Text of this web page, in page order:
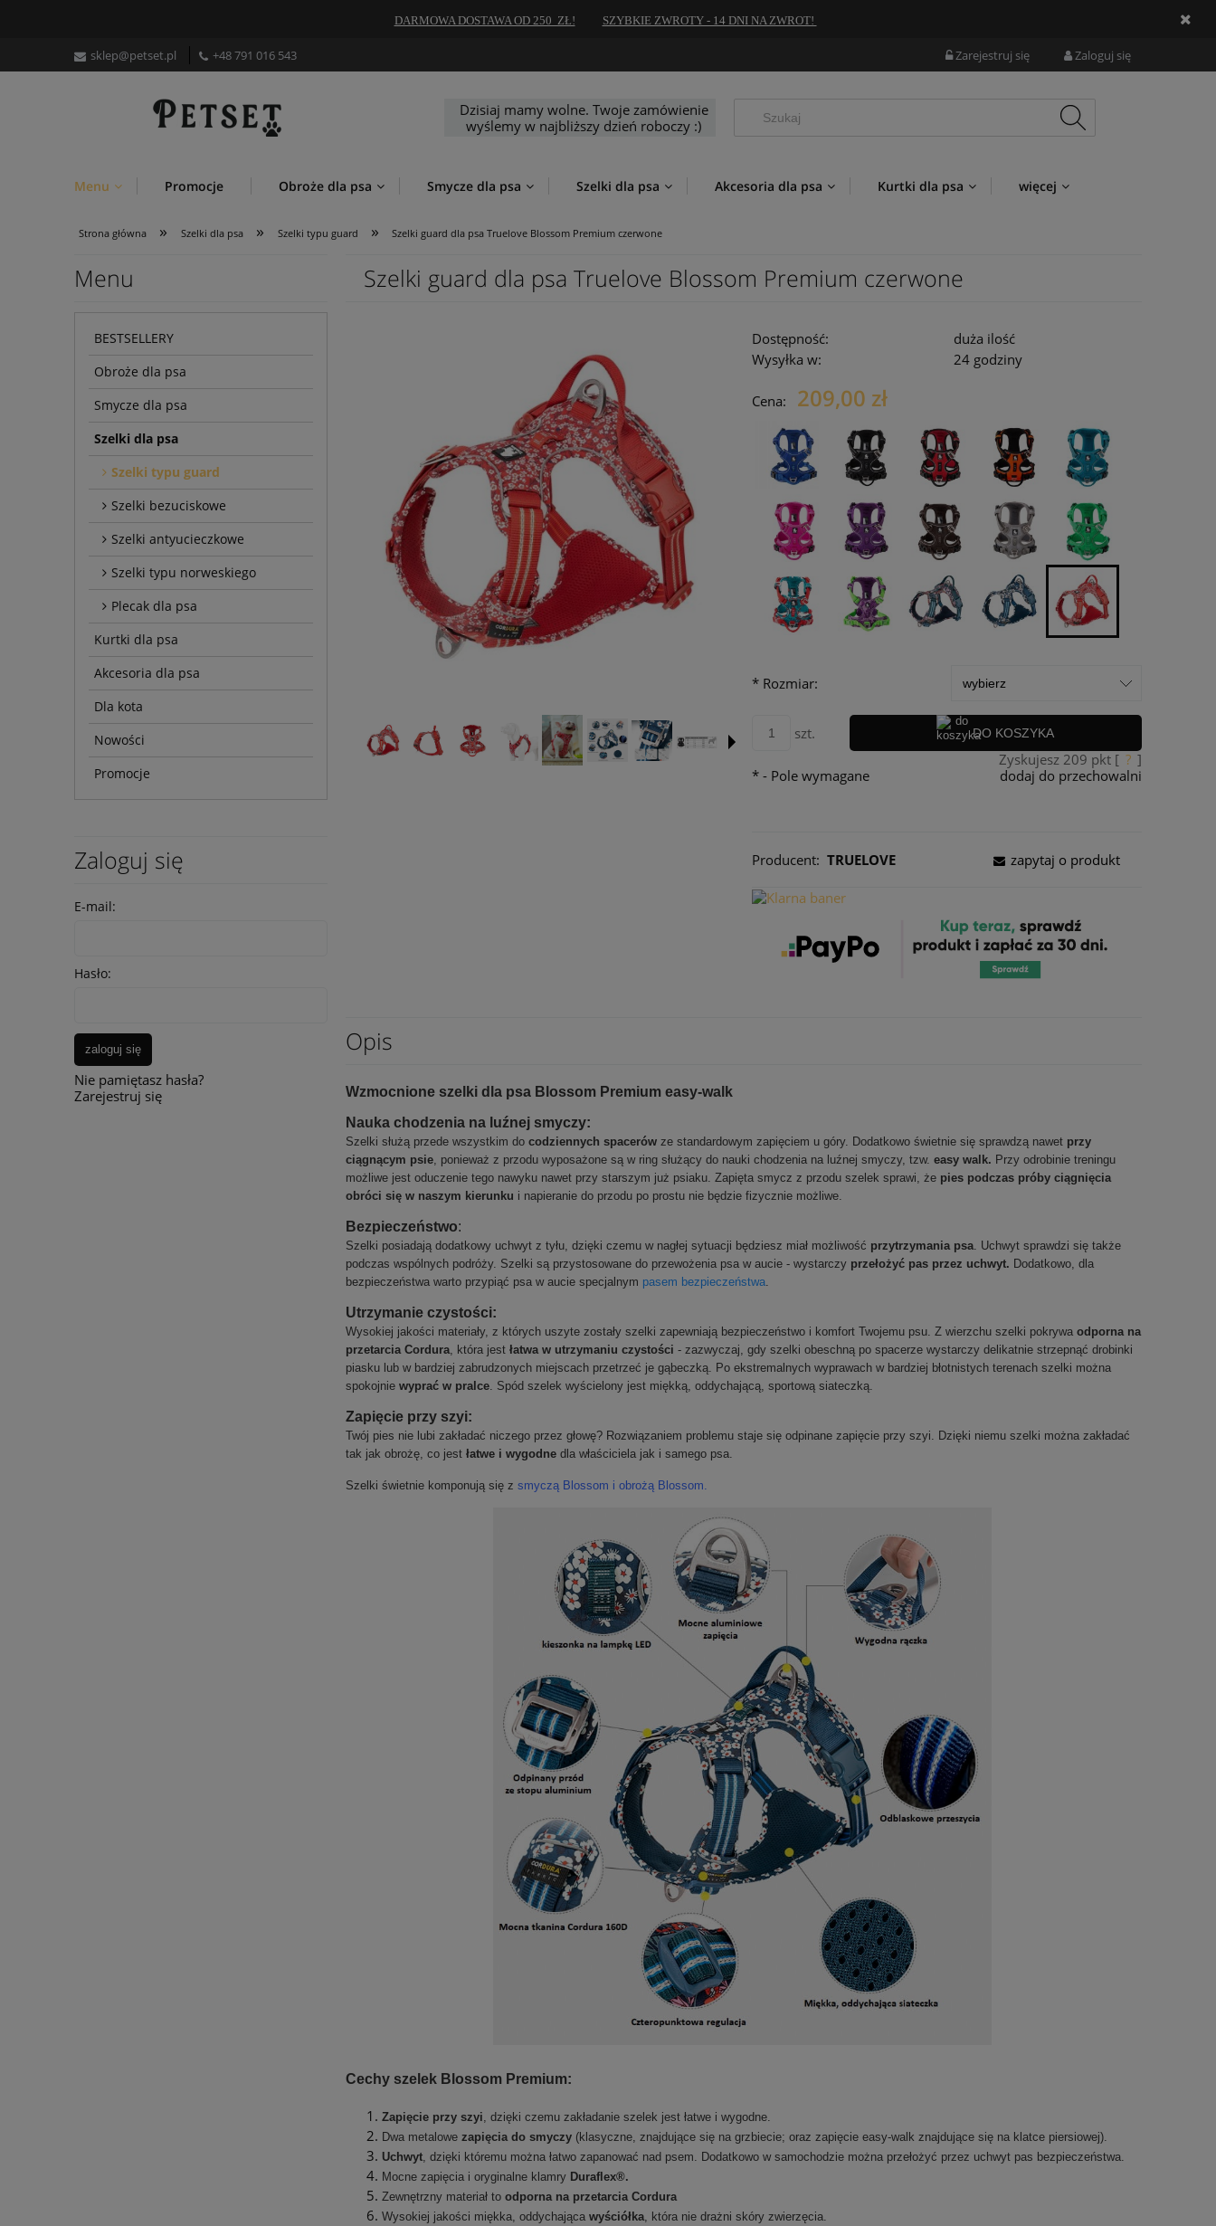
DARMOWA DOSTAWA OD 250 ZŁ! SZYBKIE ZWROTY - 14 DNI NA ZWROT!
sklep@petset.pl +48791 016 543 Zarejestruj się Zaloguj się
Dzisiaj mamy wolne. Twoje zamówienie
wyślemy w najbliższy dzień roboczy :)
Menu Promocje Obroże dla psa Smycze dla psa Szelki dla psa Akcesoria dla psa Kurtki dla psa więcej
Strona główna » Szelki dla psa » Szelki typu guard » Szelki guard dla psa Truelove Blossom Premium czerwone
Menu
BESTSELLERY
Obroże dla psa
Smycze dla psa
Szelki dla psa
Szelki typu guard
Szelki bezuciskowe
Szelki antyucieczkowe
Szelki typu norweskiego
Plecak dla psa
Kurtki dla psa
Akcesoria dla psa
Dla kota
Nowości
Promocje
Zaloguj się
E-mail:
Hasło:
zaloguj się
Nie pamiętasz hasła?
Zarejestruj się
Szelki guard dla psa Truelove Blossom Premium czerwone
Dostępność:
duża ilość
Wysyłka w:
24 godziny
Cena: 209,00 zł
* Rozmiar:
szt. DO KOSZYKA
Zyskujesz 209 pkt [ ? ]
dodaj do przechowalni
* - Pole wymagane
Producent: TRUELOVE zapytaj o produkt
Opis
Wzmocnione szelki dla psa Blossom Premium easy-walk
Nauka chodzenia na luźnej smyczy:
Szelki służą przede wszystkim do codziennych spacerów ze standardowym zapięciem u góry. Dodatkowo świetnie się sprawdzą nawet przy
ciągnącym psie , ponieważ z przodu wyposażone są w ring służący do nauki chodzenia na luźnej smyczy, tzw. easy walk. Przy odrobinie treningu
możliwe jest oduczenie tego nawyku nawet przy starszym już psiaku. Zapięta smycz z przodu szelek sprawi, że pies podczas próby ciągnięcia
obróci się w naszym kierunku i napieranie do przodu po prostu nie będzie fizycznie możliwe.
Bezpieczeństwo:
Szelki posiadają dodatkowy uchwyt z tyłu, dzięki czemu w nagłej sytuacji będziesz miał możliwość przytrzymania psa . Uchwyt sprawdzi się także
podczas wspólnych podróży. Szelki są przystosowane do przewożenia psa w aucie - wystarczy przełożyć pas przez uchwyt. Dodatkowo, dla
bezpieczeństwa warto przypiąć psa w aucie specjalnym pasem bezpieczeństwa
Utrzymanie czystości:
Wysokiej jakości materiały, z których uszyte zostały szelki zapewniają bezpieczeństwo i komfort Twojemu psu. Z wierzchu szelki pokrywa odporna na
przetarcia Cordura , która jest łatwa w utrzymaniu czystości - zazwyczaj, gdy szelki obeschną po spacerze wystarczy delikatnie strzepnąć drobinki
piasku lub w bardziej zabrudzonych miejscach przetrzeć je gąbeczką. Po ekstremalnych wyprawach w bardziej błotnistych terenach szelki można
spokojnie wyprać w pralce . Spód szelek wyścielony jest miękką, oddychającą, sportową siateczką.
Zapięcie przy szyi:
Twój pies nie lubi zakładać niczego przez głowę? Rozwiązaniem problemu staje się odpinane zapięcie przy szyi. Dzięki niemu szelki można zakładać
tak jak obrożę, co jest łatwe i wygodne dla właściciela jak i samego psa.
Szelki świetnie komponują się z smyczą Blossom i obrożą Blossom
Cechy szelek Blossom Premium:
Zapięcie przy szyi, dzięki czemu zakładanie szelek jest łatwe i wygodne.
Dwa metalowe zapięcia do smyczy (klasyczne, znajdujące się na grzbiecie; oraz zapięcie easy-walk znajdujące się na klatce piersiowej).
Uchwyt, dzięki któremu można łatwo zapanować nad psem. Dodatkowo w samochodzie można przełożyć przez uchwyt pas bezpieczeństwa.
Mocne zapięcia i oryginalne klamry Duraflex®.
Zewnętrzny materiał to odporna na przetarcia Cordura
Wysokiej jakości miękka, oddychająca wyściółka, która nie drażni skóry zwierzęcia.